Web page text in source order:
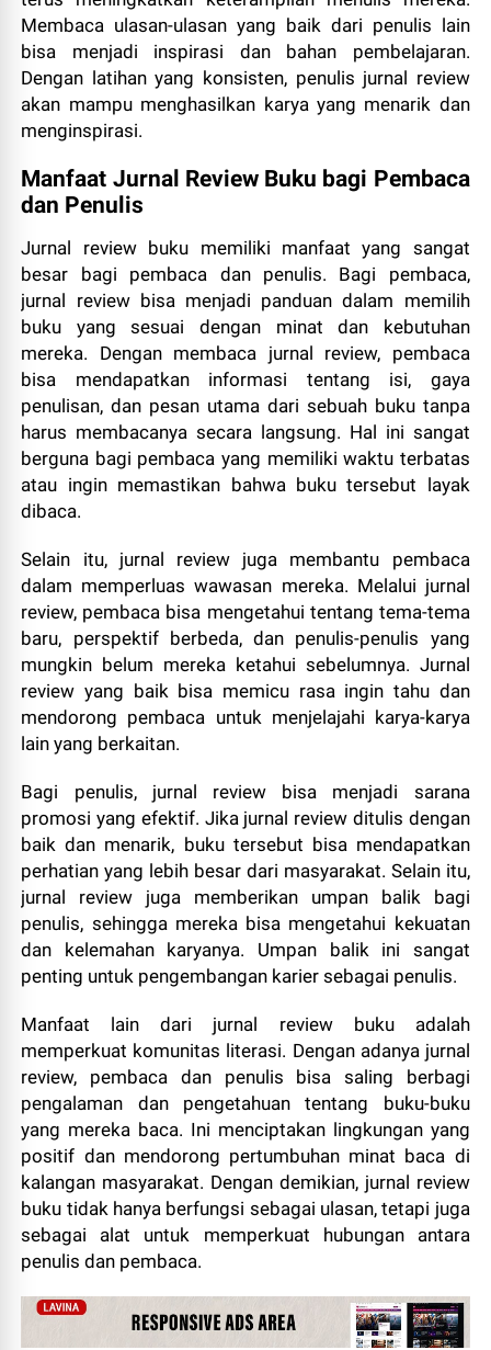
Membaca ulasan-ulasan yang baik dari penulis lain
bisa menjadi inspirasi dan bahan pembelajaran.
Dengan latihan yang konsisten, penulis jurnal review
akan mampu menghasilkan karya yang menarik dan
menginspirasi.
Manfaat Jurnal Review Buku bagi Pembaca
dan Penulis
Jurnal review buku memiliki manfaat yang sangat
besar bagi pembaca dan penulis. Bagi pembaca,
jurnal review bisa menjadi panduan dalam memilih
buku yang sesuai dengan minat dan kebutuhan
mereka. Dengan membaca jurnal review, pembaca
bisa mendapatkan informasi tentang isi, gaya
penulisan, dan pesan utama dari sebuah buku tanpa
harus membacanya secara langsung. Hal ini sangat
berguna bagi pembaca yang memiliki waktu terbatas
atau ingin memastikan bahwa buku tersebut layak
dibaca.
Selain itu, jurnal review juga membantu pembaca
dalam memperluas wawasan mereka. Melalui jurnal
review, pembaca bisa mengetahui tentang tema-tema
baru, perspektif berbeda, dan penulis-penulis yang
mungkin belum mereka ketahui sebelumnya. Jurnal
review yang baik bisa memicu rasa ingin tahu dan
mendorong pembaca untuk menjelajahi karya-karya
lain yang berkaitan.
Bagi penulis, jurnal review bisa menjadi sarana
promosi yang efektif. Jika jurnal review ditulis dengan
baik dan menarik, buku tersebut bisa mendapatkan
perhatian yang lebih besar dari masyarakat. Selain itu,
jurnal review juga memberikan umpan balik bagi
penulis, sehingga mereka bisa mengetahui kekuatan
dan kelemahan karyanya. Umpan balik ini sangat
penting untuk pengembangan karier sebagai penulis.
Manfaat lain dari jurnal review buku adalah
memperkuat komunitas literasi. Dengan adanya jurnal
review, pembaca dan penulis bisa saling berbagi
pengalaman dan pengetahuan tentang buku-buku
yang mereka baca. Ini menciptakan lingkungan yang
positif dan mendorong pertumbuhan minat baca di
kalangan masyarakat. Dengan demikian, jurnal review
buku tidak hanya berfungsi sebagai ulasan, tetapi juga
sebagai alat untuk memperkuat hubungan antara
penulis dan pembaca.